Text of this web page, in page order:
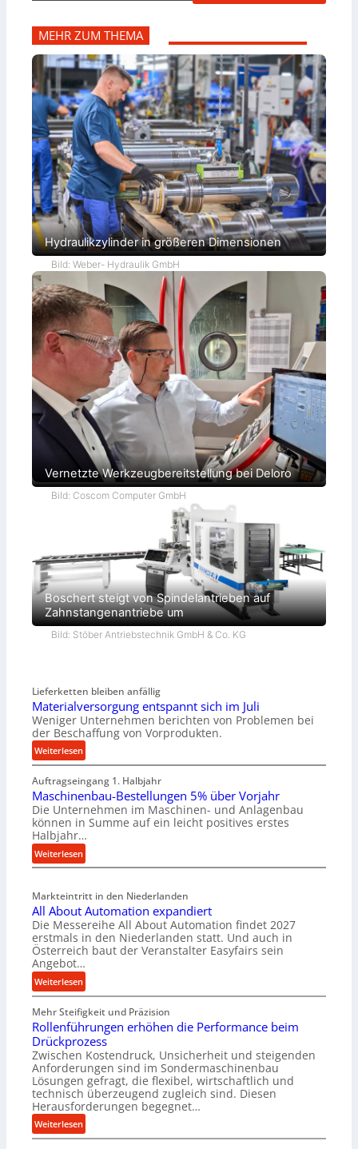
MEHR ZUM THEMA
Hydraulikzylinder in größeren Dimensionen
Bild: Weber- Hydraulik GmbH
Vernetzte Werkzeugbereitstellung bei Deloro
Bild: Coscom Computer GmbH
Boschert steigt von Spindelantrieben auf
Zahnstangenantriebe um
Bild: Stöber Antriebstechnik GmbH & Co. KG
Lieferketten bleiben anfällig
Materialversorgung entspannt sich im Juli
Weniger Unternehmen berichten von Problemen bei
der Beschaffung von Vorprodukten.
Weiterlesen:
M
a
t
e
r
i
a
l
e
r
s
o
u
n
g
e
n
t
s
p
a
n
Auftragseingang 1. Halbjahr
Maschinenbau-Bestellungen 5% über Vorjahr
Die Unternehmen im Maschinen- und Anlagenbau
können in Summe auf ein leicht positives erstes
Halbjahr…
Weiterlesen:
M
s
c
h
i
n
e
n
a
u
-
B
e
s
t
e
l
Markteintritt in den Niederlanden
All About Automation expandiert
Die Messereihe All About Automation findet 2027
erstmals in den Niederlanden statt. Und auch in
Österreich baut der Veranstalter Easyfairs sein
Angebot…
Weiterlesen:
A
l
l
A
b
o
u
t
A
u
Mehr Steifigkeit und Präzision
Rollenführungen erhöhen die Performance beim
Drückprozess
Zwischen Kostendruck, Unsicherheit und steigenden
Anforderungen sind im Sondermaschinenbau
Lösungen gefragt, die flexibel, wirtschaftlich und
technisch überzeugend zugleich sind. Diesen
Herausforderungen begegnet…
Weiterlesen:
R